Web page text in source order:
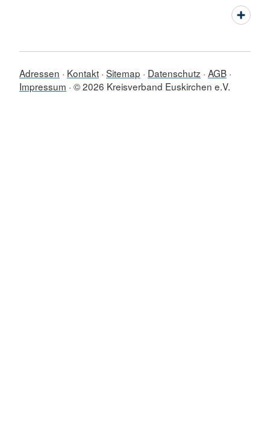
Adressen Kontakt Sitemap Datenschutz AGB
Impressum © 2026 Kreisverband Euskirchen e.V.